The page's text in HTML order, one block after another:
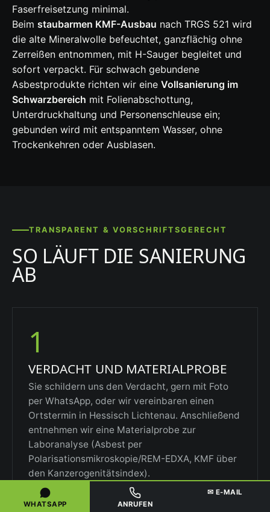
Faserfreisetzung minimal.
Beim staubarmen KMF-Ausbau nach TRGS 521 wird
die alte Mineralwolle befeuchtet, ganzflächig ohne
Zerreißen entnommen, mit H-Sauger begleitet und
sofort verpackt. Für schwach gebundene
Asbestprodukte richten wir eine Vollsanierung im
Schwarzbereich mit Folienabschottung,
Unterdruckhaltung und Personenschleuse ein;
gebunden wird mit entspanntem Wasser, ohne
Trockenkehren oder Ausblasen.
TRANSPARENT & VORSCHRIFTSGERECHT
SO LÄUFT DIE SANIERUNG
AB
1
VERDACHT UND MATERIALPROBE
Sie schildern uns den Verdacht, gern mit Foto
per WhatsApp, oder wir vereinbaren einen
Ortstermin in Hessisch Lichtenau. Anschließend
entnehmen wir eine Materialprobe zur
Laboranalyse (Asbest per
Polarisationsmikroskopie/REM-EDXA, KMF über
den Kanzerogenitätsindex).
WHATSAPP ANRUFEN
✉ E-MAIL